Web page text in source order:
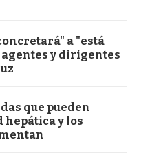
a "está
y dirigentes
que pueden
hepática y los